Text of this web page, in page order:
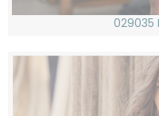
029035